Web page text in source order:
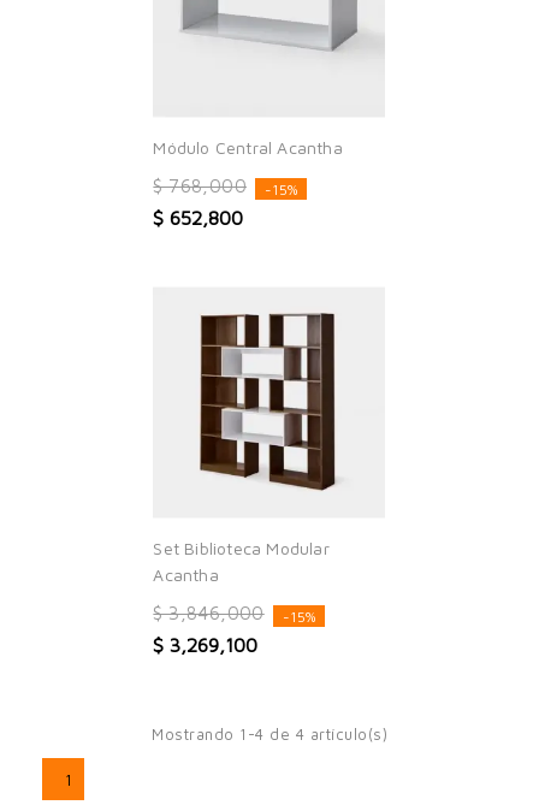
Módulo Central Acantha
$ 768,000
-15%
$ 652,800
Set Biblioteca Modular
Acantha
$ 3,846,000
-15%
$ 3,269,100
Mostrando 1-4 de 4 artículo(s)
1